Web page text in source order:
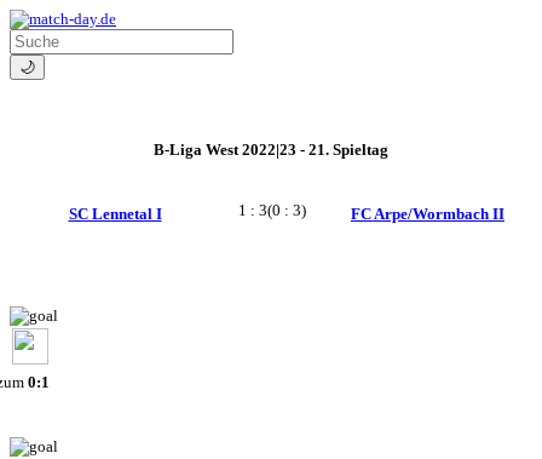
🌙
B-Liga West 2022|23 - 21. Spieltag
SC Lennetal I 1 : 3(0 : 3) FC Arpe/Wormbach II
0:1